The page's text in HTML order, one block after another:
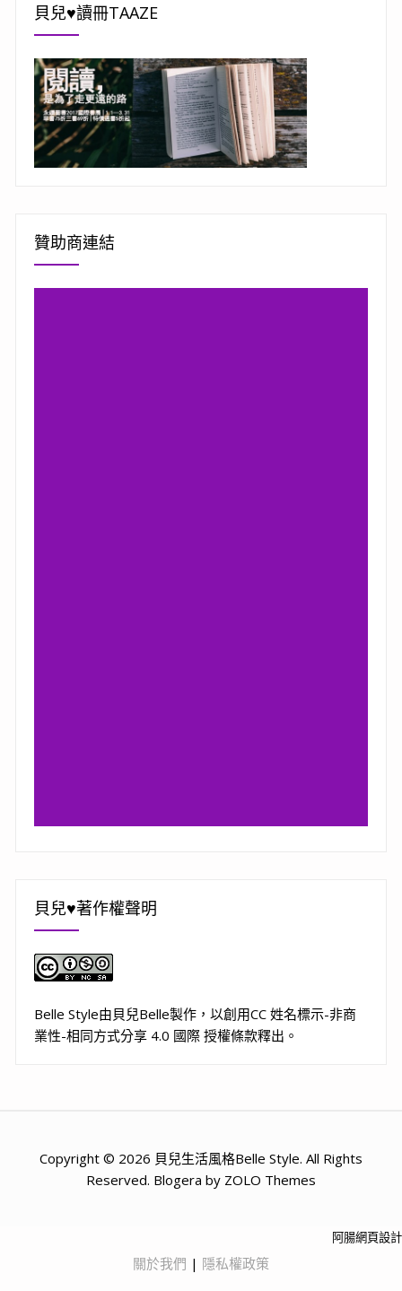
貝兒♥讀冊TAAZE
贊助商連結
貝兒♥著作權聲明
Belle Style由貝兒Belle製作，以創用CC 姓名標示-非商
業性-相同方式分享 4.0 國際 授權條款釋出。
Copyright © 2026 貝兒生活風格Belle Style. All Rights
Reserved. Blogera by ZOLO Themes
阿腸網頁設計
關於我們 | 隱私權政策